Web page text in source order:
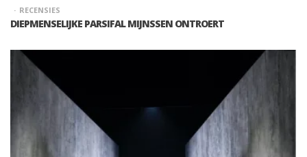
RECENSIES
DIEPMENSELIJKE PARSIFAL MIJNSSEN ONTROERT